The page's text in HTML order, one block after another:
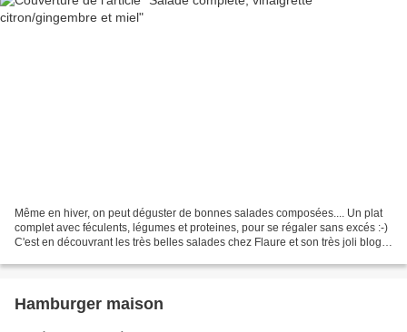
Même en hiver, on peut déguster de bonnes salades composées.... Un plat
complet avec féculents, légumes et proteines, pour se régaler sans excés :-)
C'est en découvrant les très belles salades chez Flaure et son très joli blog
Hamburger maison